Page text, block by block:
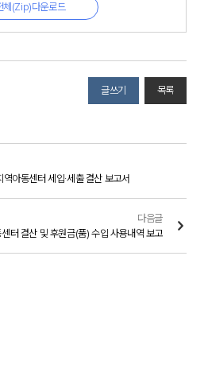
체(Zip)다운로드
글쓰기 목록
아동센터 세입·세출 결산 보고서
다음글
터 결산 및 후원금(품) 수입 사용내역 보고